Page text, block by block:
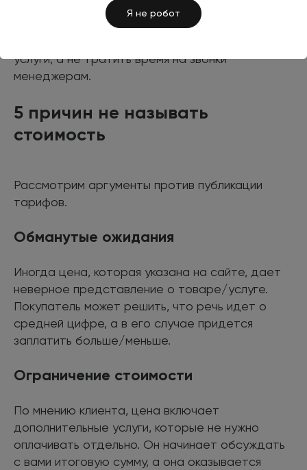
Я не робот
Не заставляйте людей совершать лишние
услуги, а не тратить время на звонки
менеджерам.
5 причин не называть
стоимость
Рассмотрим аргументы против публикации
тарифов.
Обманутые ожидания
Иногда цена, которая указана на сайте, дает
неверное представление о товаре/услуге.
Покупатель может решить, что речь идет о
средней цифре, а в его случае придется
заплатить больше/меньше.
Ограничение стоимости
По мнению клиента, цена включает
дополнительные услуги, которые не нужно
оплачивать отдельно. Он начинает обсуждать
с вами итоговую сумму, а она оказывается